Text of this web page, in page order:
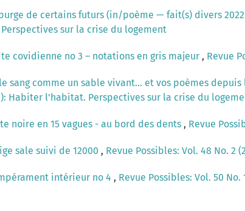
de certains futurs (in/poème — fait(s) divers 2022
sur la crise du logement
covidienne no 3 – notations en gris majeur , Revue
sang comme un sable vivant... et vos poèmes
Habiter l'habitat. Perspectives sur la crise du
noire en 15 vagues - au bord des dents , Revue
sale suivi de 12000 , Revue Possibles: Vol. 48 No.
intérieur no 4 , Revue Possibles: Vol. 50